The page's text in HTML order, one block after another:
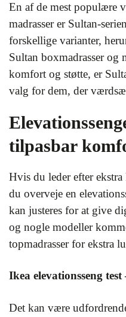
En af de mest populære
madrasser er Sultan-
forskellige varianter,
Sultan boxmadrasser og
komfort og støtte, er
valg for dem, der
tilpasbar
Hvis du leder efter
du overveje en
kan justeres for at give
og nogle modeller
topmadrasser for ekstra
Ikea elevationsseng
Det kan være